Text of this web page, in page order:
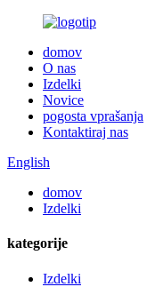
domov
O nas
Izdelki
Novice
pogosta vprašanja
Kontaktiraj nas
English
domov
Izdelki
kategorije
Izdelki